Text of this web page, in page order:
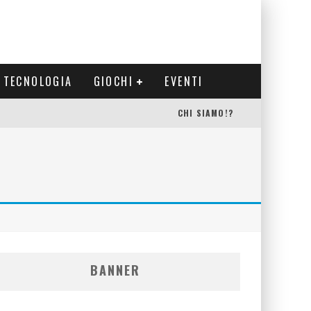
TECNOLOGIA GIOCHI EVENTI
CHI SIAMO!?
BANNER